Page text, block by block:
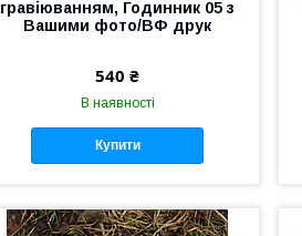
гравіюванням, Годинник 05 з
Вашими фото/ВФ друк
540 ₴
В наявності
Купити